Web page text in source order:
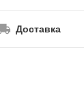
Доставка